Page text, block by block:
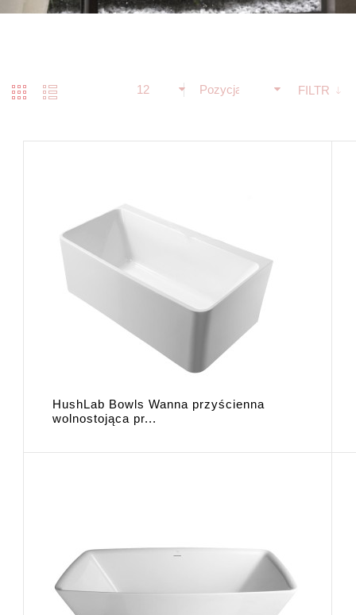
Pozycja FILTR
12
HushLab Bowls Wanna przyścienna
wolnostojąca pr...